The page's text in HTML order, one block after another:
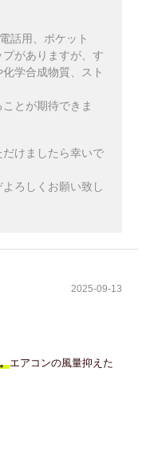
話用、ポケット
がありますが、す
学合成物質、スト
とが期待できま
けましたら幸いで
ろしくお願い致し
2025-09-13
エアコンの風量抑えた